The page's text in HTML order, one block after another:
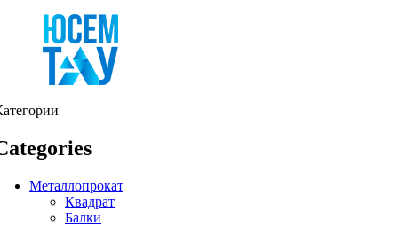
Металлопрокат
Квадрат
Балки